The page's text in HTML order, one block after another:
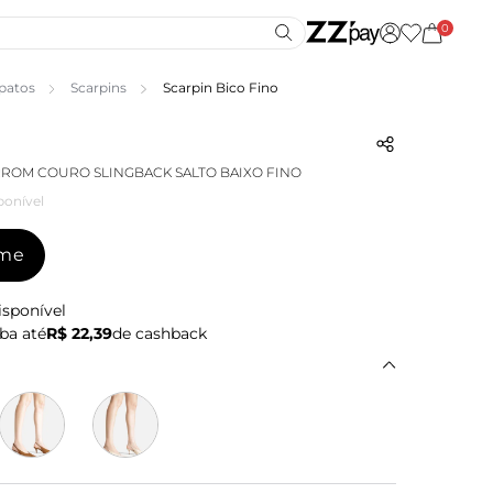
0
Scarpins Scarpin Bico Fino
COURO SLINGBACK SALTO BAIXO FINO
atéR$ 22,39de cashback